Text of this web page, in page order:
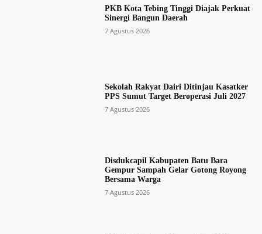
PKB Kota Tebing Tinggi Diajak Perkuat
Sinergi Bangun Daerah
7 Agustus 2026
Sekolah Rakyat Dairi Ditinjau Kasatker
PPS Sumut Target Beroperasi Juli 2027
7 Agustus 2026
Disdukcapil Kabupaten Batu Bara
Gempur Sampah Gelar Gotong Royong
Bersama Warga
7 Agustus 2026